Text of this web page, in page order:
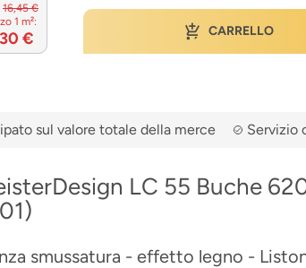
16,45 €
1 m²:
€ CARRELLO
sul valore totale della merce Servizio
LC 55 Buche
smussatura - effetto legno -